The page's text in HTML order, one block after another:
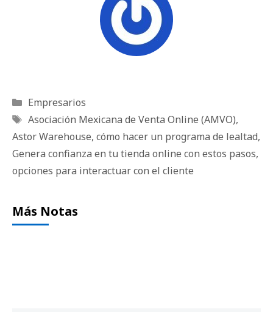
Categorías
Empresarios
Etiquetas
Asociación Mexicana de Venta Online (AMVO),
Astor Warehouse, cómo hacer un programa de lealtad,
Genera confianza en tu tienda online con estos pasos,
opciones para interactuar con el cliente
Más Notas